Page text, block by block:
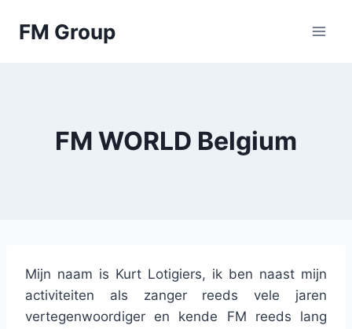
FM Group
FM WORLD Belgium
Mijn naam is Kurt Lotigiers, ik ben naast mijn
activiteiten als zanger reeds vele jaren
vertegenwoordiger en kende FM reeds lang